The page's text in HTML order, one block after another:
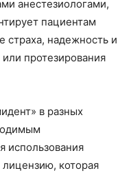
анестезиологами,
пациентам
страха, надежность и
протезирования
в разных
использования
которая